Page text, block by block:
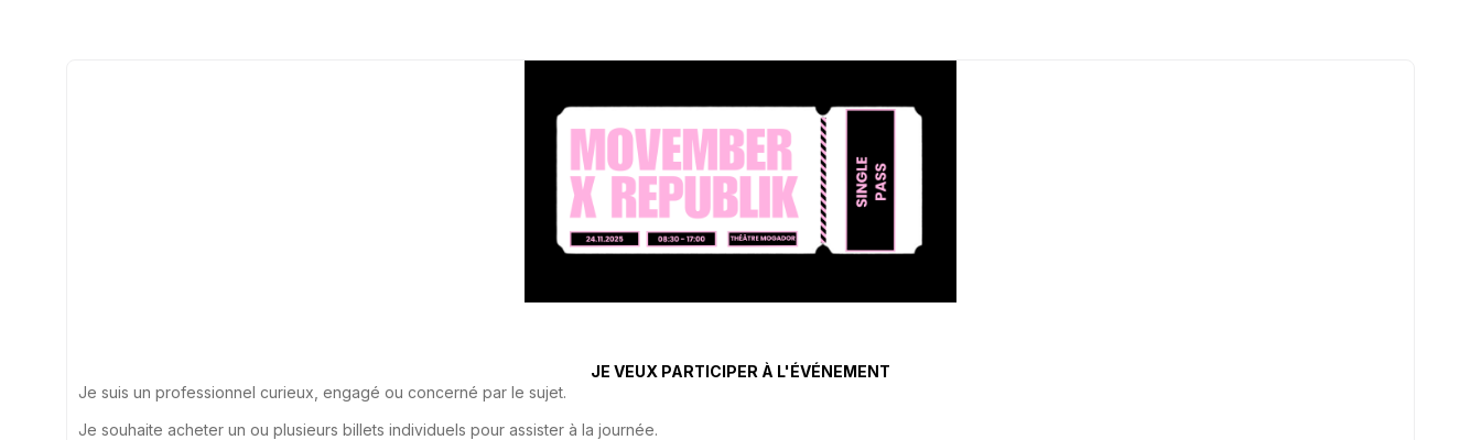
JE VEUX PARTICIPER À L'ÉVÉNEMENT
Je suis un professionnel curieux, engagé ou concerné par le sujet.
Je souhaite acheter un ou plusieurs billets individuels pour assister à la journée.